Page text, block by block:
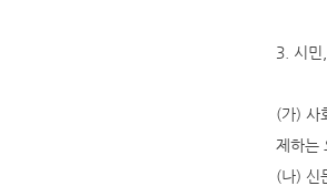
3. 시민
(가) 사
제하는
(나) 신